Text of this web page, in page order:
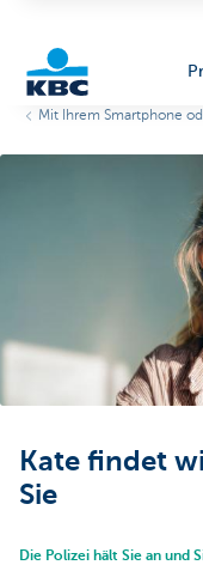
Particulieren
Mit Ihrem Smartphone
Kate findet
Sie
Die Polizei hält Sie an und